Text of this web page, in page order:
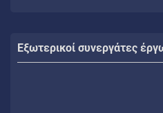
Εξωτερικοί συνεργάτες